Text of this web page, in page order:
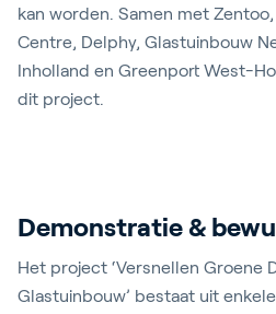
kan worden. Samen met
Centre, Delphy, Glastuinbouw
Inholland en Greenport West-
dit project.
Demonstratie &
Het project ‘Versnellen Groene
Glastuinbouw’ bestaat uit